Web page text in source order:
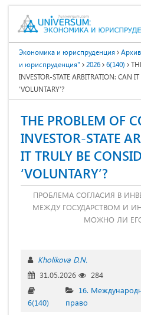
Экономика и юриспруденция
и юриспруденция"
2026 6(140)
INVESTOR-STATE ARBITRATION: CAN
‘VOLUNTARY’?
THE PROBLEM OF
INVESTOR-STATE
IT TRULY BE
‘VOLUNTARY’?
ПРОБЛЕМА СОГЛАСИЯ В
МЕЖДУ ГОСУДАРСТВОМ И
МОЖНО ЛИ
Kholikova D.N.
31.05.2026
284
6(140)
16.
право